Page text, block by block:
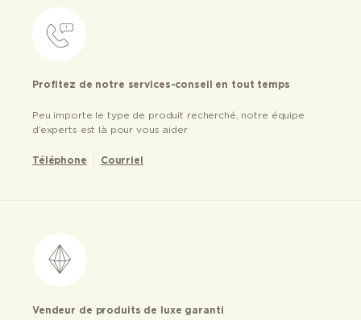
Profitez de notre services-conseil en tout temps
Peu importe le type de produit recherché, notre équipe
d’experts est là pour vous aider
Téléphone Courriel
Vendeur de produits de luxe garanti